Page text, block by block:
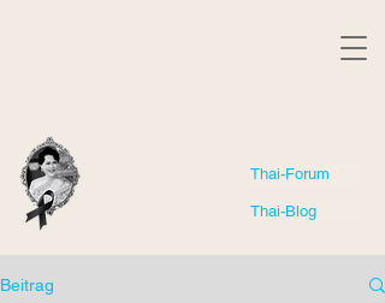
Thai-Blog
Thai-Forum
Beitrag